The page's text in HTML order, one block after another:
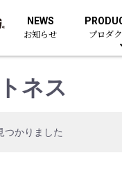
NEWS
お知らせ プロダ
ネス
つかりました